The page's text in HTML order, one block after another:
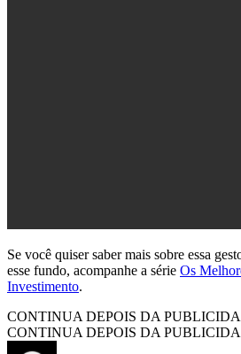
Se você quiser saber mais sobre essa
esse fundo, acompanhe a série Os
Investimento.
CONTINUA DEPOIS DA
CONTINUA DEPOIS DA